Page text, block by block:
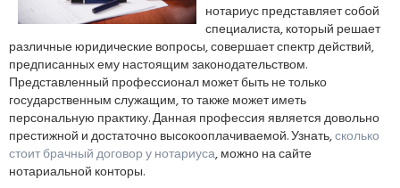
нотариус представляет собой
специалиста, который решает
различные юридические вопросы, совершает спектр действий,
предписанных ему настоящим законодательством.
Представленный профессионал может быть не только
государственным служащим, то также может иметь
персональную практику. Данная профессия является довольно
престижной и достаточно высокооплачиваемой. Узнать,сколько
стоит брачный договор у нотариуса, можно на сайте
нотариальной конторы.